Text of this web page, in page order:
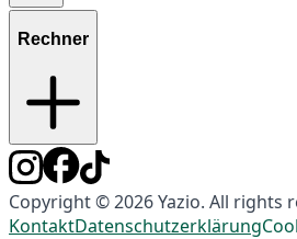
Rechner
Copyright © 2026 Yazio. All rights
KontaktDatenschutzerklärung